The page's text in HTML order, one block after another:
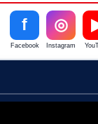
f
Facebook
◎
Instagram